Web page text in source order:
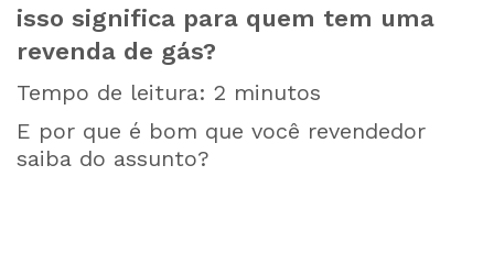
isso significa para quem tem uma
revenda de gás?
Tempo de leitura: 2 minutos
E por que é bom que você revendedor
saiba do assunto?